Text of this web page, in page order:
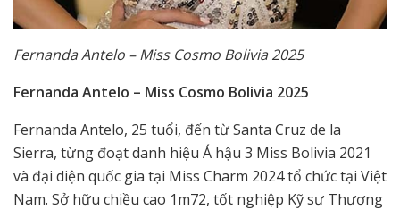
Fernanda Antelo – Miss Cosmo Bolivia 2025
Fernanda Antelo – Miss Cosmo Bolivia 2025
Fernanda Antelo, 25 tuổi, đến từ Santa Cruz de la
Sierra, từng đoạt danh hiệu Á hậu 3 Miss Bolivia 2021
và đại diện quốc gia tại Miss Charm 2024 tổ chức tại Việt
Nam. Sở hữu chiều cao 1m72, tốt nghiệp Kỹ sư Thương